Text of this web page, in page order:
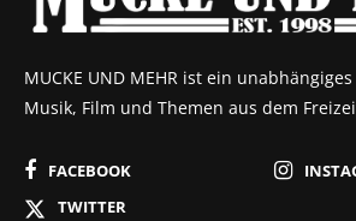
MUCKE UND MEHR ist ein
Musik, Film und Themen aus dem
FACEBOOK
TWITTER